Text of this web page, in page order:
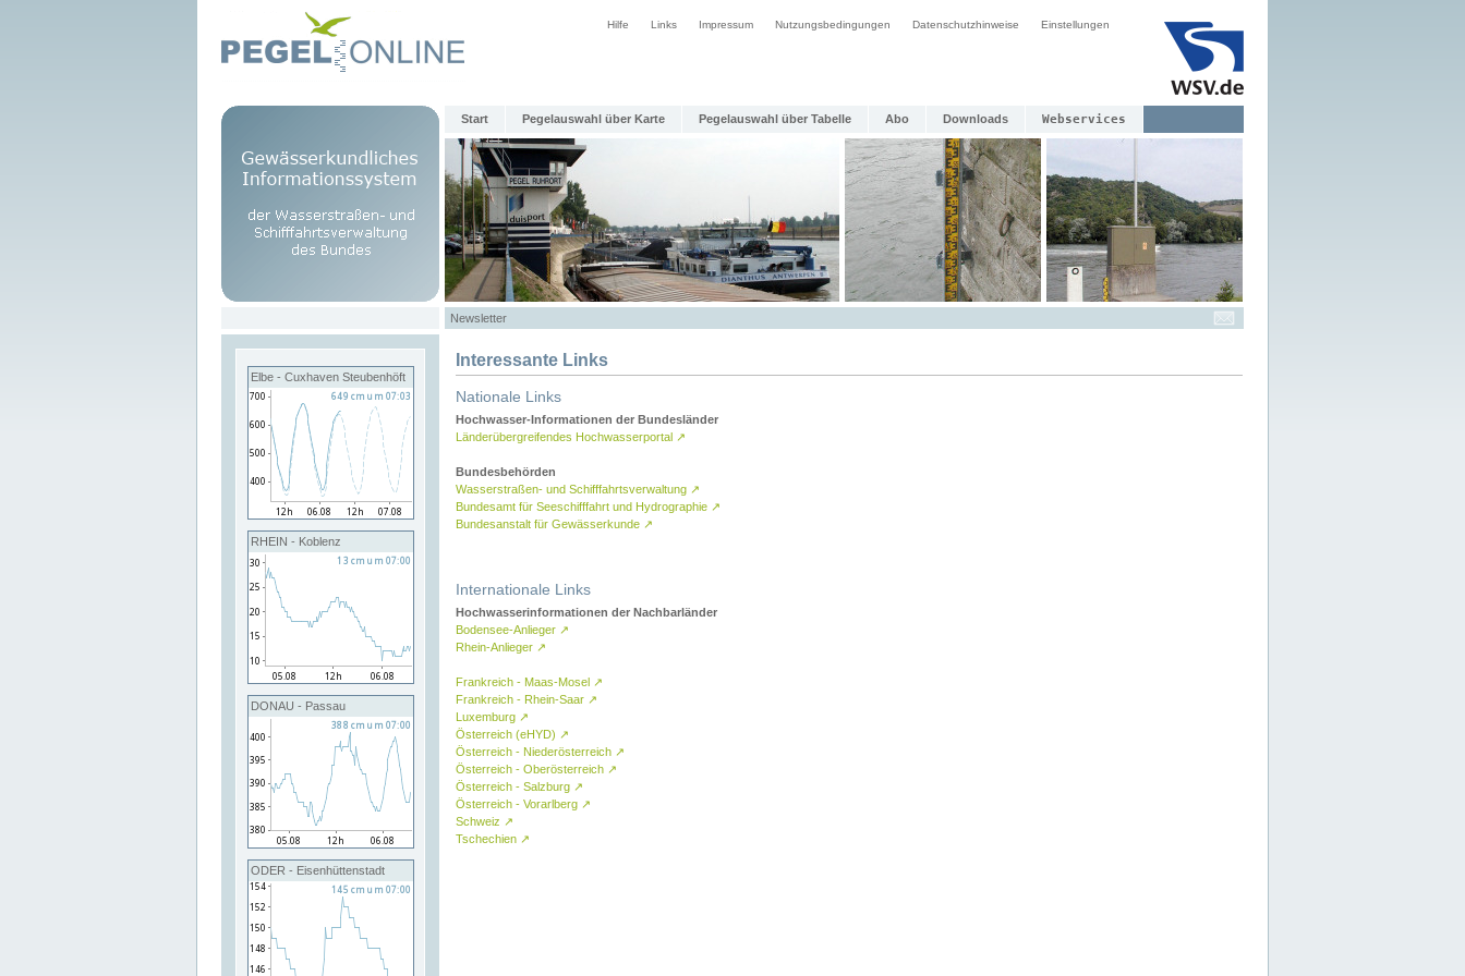
Hilfe Links Impressum Nutzungsbedingungen Datenschutzhinweise Einstellungen
Start Pegelauswahl über Karte Pegelauswahl über Tabelle Abo Downloads Webservices
Newsletter
Elbe - Cuxhaven Steubenhöft
RHEIN - Koblenz
DONAU - Passau
ODER - Eisenhüttenstadt
Interessante Links
Nationale Links
Hochwasser-Informationen der Bundesländer
Länderübergreifendes Hochwasserportal ↗
Bundesbehörden
Wasserstraßen- und Schifffahrtsverwaltung ↗
Bundesamt für Seeschifffahrt und Hydrographie ↗
Bundesanstalt für Gewässerkunde ↗
Internationale Links
Hochwasserinformationen der Nachbarländer
Bodensee-Anlieger ↗
Rhein-Anlieger ↗
Frankreich - Maas-Mosel ↗
Frankreich - Rhein-Saar ↗
Luxemburg ↗
Österreich (eHYD) ↗
Österreich - Niederösterreich ↗
Österreich - Oberösterreich ↗
Österreich - Salzburg ↗
Österreich - Vorarlberg ↗
Schweiz ↗
Tschechien ↗